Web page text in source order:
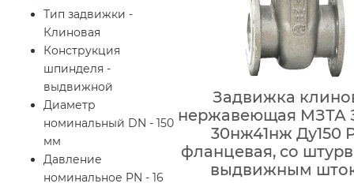
Тип задвижки -
Клиновая
Конструкция
шпинделя -
выдвижной
Диаметр
номинальный DN - 150
мм
Давление
номинальное PN - 16
Задвижка
нержавеющая МЗТА
30нж41нж Ду150
фланцевая, со
выдвижным